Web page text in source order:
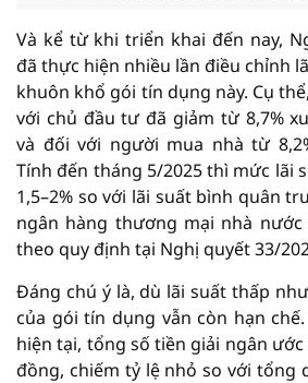
Và kể từ khi triển khai đến nay,
đã thực hiện nhiều lần điều chỉnh
khuôn khổ gói tín dụng này. Cụ
với chủ đầu tư đã giảm từ 8,7%
và đối với người mua nhà từ
Tính đến tháng 5/2025 thì mức lãi
1,5–2% so với lãi suất bình quân
ngân hàng thương mại nhà
theo quy định tại Nghị quyết 33/
Đáng chú ý là, dù lãi suất thấp
của gói tín dụng vẫn còn hạn
hiện tại, tổng số tiền giải ngân
đồng, chiếm tỷ lệ nhỏ so với tổng